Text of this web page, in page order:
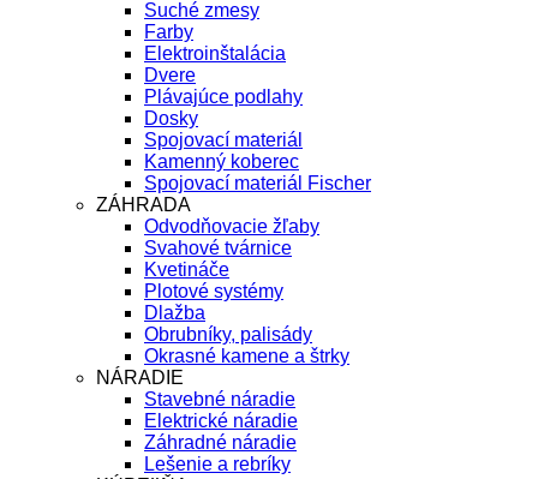
Suché zmesy
Farby
Elektroinštalácia
Dvere
Plávajúce podlahy
Dosky
Spojovací materiál
Kamenný koberec
Spojovací materiál Fischer
ZÁHRADA
Odvodňovacie žľaby
Svahové tvárnice
Kvetináče
Plotové systémy
Dlažba
Obrubníky, palisády
Okrasné kamene a štrky
NÁRADIE
Stavebné náradie
Elektrické náradie
Záhradné náradie
Lešenie a rebríky